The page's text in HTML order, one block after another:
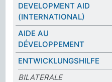
DEVELOPMENT AID
(INTERNATIONAL)
AIDE AU
DÉVELOPPEMENT
ENTWICKLUNGSHILFE
BILATERALE